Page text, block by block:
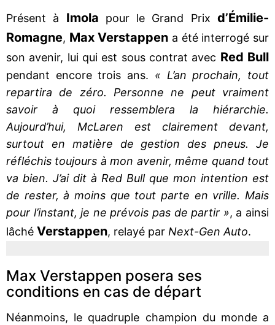
Présent à Imola pour le Grand Prixd’Émilie-
Romagne, Max Verstappen a été interrogé sur
son avenir, lui qui est sous contrat avec Red Bull
pendant encore trois ans. « L’an prochain, tout
repartira de zéro. Personne ne peut vraiment
savoir à quoi ressemblera la hiérarchie.
Aujourd’hui, McLaren est clairement devant,
surtout en matière de gestion des pneus. Je
réfléchis toujours à mon avenir, même quand tout
va bien. J’ai dit à Red Bull que mon intention est
de rester, à moins que tout parte en vrille. Mais
pour l’instant, je ne prévois pas de partir », a ainsi
lâché Verstappen, relayé par Next-Gen Auto.
Max Verstappen posera ses
conditions en cas de départ
Néanmoins, le quadruple champion du monde a